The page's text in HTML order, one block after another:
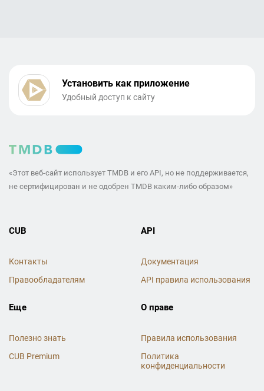
Установить как приложение
Удобный доступ к сайту
«Этот веб-сайт использует TMDB и его API, но не поддерживается,
не сертифицирован и не одобрен TMDB каким-либо образом»
CUB
Контакты
Правообладателям
API
Документация
API правила использования
Еще
Полезно знать
CUB Premium
О праве
Правила использования
Политика
конфиденциальности